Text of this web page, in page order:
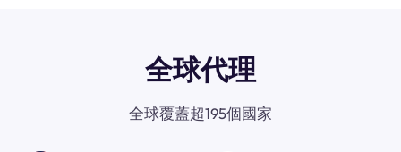
全球代理
全球覆蓋超195個國家